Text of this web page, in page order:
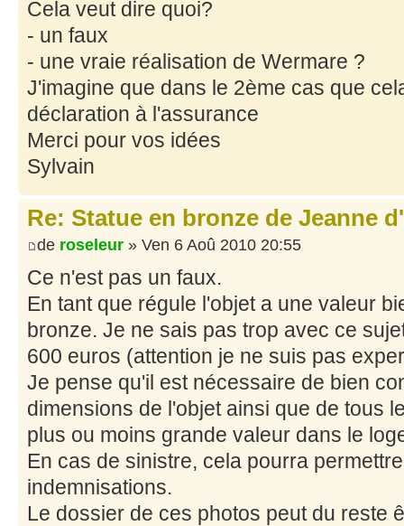
Cela veut dire quoi?
- un faux
- une vraie réalisation de Wermare ?
J'imagine que dans le 2ème cas que
déclaration à l'assurance
Merci pour vos idées
Sylvain
Re: Statue en bronze de Jeanne
de roseleur » Ven 6 Aoû 2010 20:55
Ce n'est pas un faux.
En tant que régule l'objet a une valeur
bronze. Je ne sais pas trop avec ce
600 euros (attention je ne suis pas
Je pense qu'il est nécessaire de bien
dimensions de l'objet ainsi que de tous
plus ou moins grande valeur dans le
En cas de sinistre, cela pourra
indemnisations.
Le dossier de ces photos peut du reste